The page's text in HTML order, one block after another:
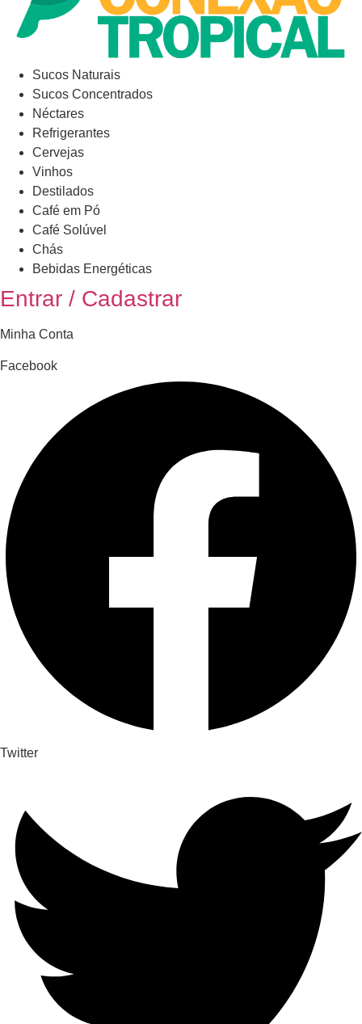
Sucos Naturais
Sucos Concentrados
Néctares
Refrigerantes
Cervejas
Vinhos
Destilados
Café em Pó
Café Solúvel
Chás
Bebidas Energéticas
Entrar / Cadastrar
Minha Conta
Facebook
Twitter